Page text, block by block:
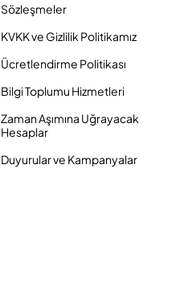
Sözleşmeler
KVKK ve Gizlilik Politikamız
Ücretlendirme Politikası
Bilgi Toplumu Hizmetleri
Zaman Aşımına Uğrayacak
Hesaplar
Duyurular ve Kampanyalar